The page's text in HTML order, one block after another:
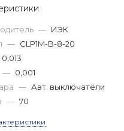
— ИЭК
— CLP1M-B-8-20
0,013
— 0,001
— Авт. выключатели
— 70